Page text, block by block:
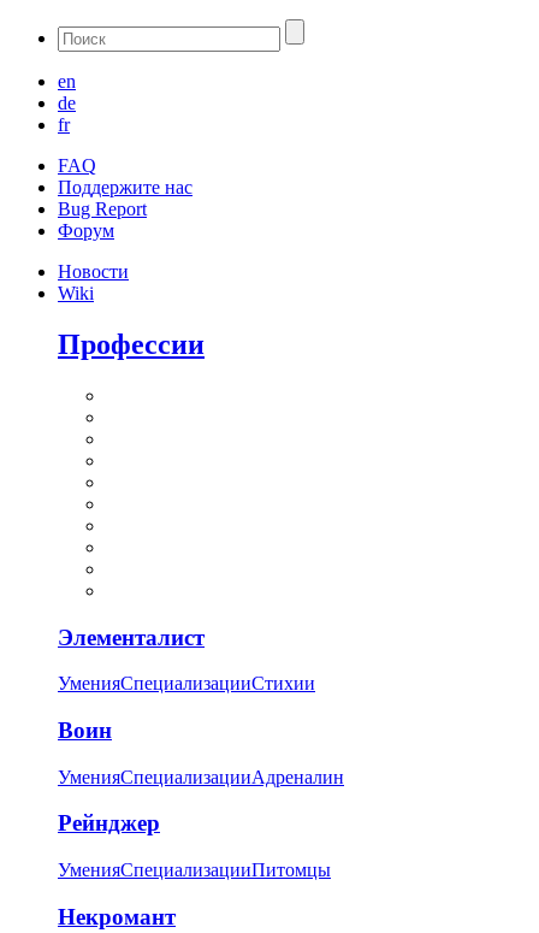
en
de
fr
FAQ
Поддержите нас
Bug Report
Форум
Новости
Wiki
Профессии
Элементалист
УменияСпециализацииСтихии
Воин
УменияСпециализацииАдреналин
Рейнджер
УменияСпециализацииПитомцы
Некромант